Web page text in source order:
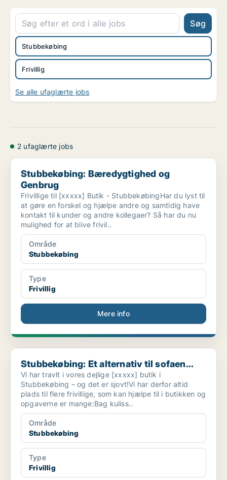
Søg
Frivillig
Stubbekøbing
Se alle ufaglærte jobs
2 ufaglærte jobs
Stubbekøbing: Bæredygtighed og Genbrug
Stubbekøbing: Bæredygtighed og
Genbrug
Frivillige til [xxxxx] Butik - StubbekøbingHar du lyst til
at gøre en forskel og hjælpe andre og samtidig have
kontakt til kunder og andre kollegaer? Så har du nu
mulighed for at blive frivil..
Område
Stubbekøbing
Type
Frivillig
Mere info
Stubbekøbing: Et alternativ til sofaen...
Stubbekøbing: Et alternativ til sofaen...
Vi har travlt i vores dejlige [xxxxx] butik i
Stubbekøbing – og det er sjovt!Vi har derfor altid
plads til flere frivillige, som kan hjælpe til i butikken og
opgaverne er mange:Bag kuliss..
Område
Stubbekøbing
Type
Frivillig